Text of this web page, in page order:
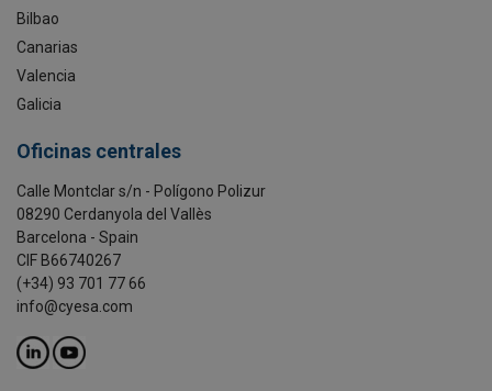
Bilbao
Canarias
Valencia
Galicia
Oficinas centrales
Calle Montclar s/n - Polígono Polizur
08290 Cerdanyola del Vallès
Barcelona - Spain
CIF B66740267
(+34) 93 701 77 66
info@cyesa.com